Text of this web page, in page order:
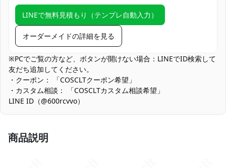
使用場所
ーション撮影、ハロウィン仮装、痛バ・合
わせ撮影、ライブ応援・現地参戦コーデ、
同人・交流会、動画配信・TikTok撮影
コスプレ愛好家、アニメや漫画、ゲームフ
ァン、出演者
収納方法
他の衣類と同じく、清潔に乾燥を保ち、鋭
い物によっての破れを避けてください。
商品状態
新品未使用
ト感を重視しています。ダンス等で大きく動く場合は、事前にポ
ージングテストを行い、固定位置を確認することをおすすめしま
LINEで無料見積もり（テンプレ自動入力）
オーダーメイドの詳細を見る
※PCでご覧の方など、ボタンが開けない場合：LINEでID検索して
友だち追加してください。
・クーポン： 「COSCLTクーポン希望」
・カスタム相談： 「COSCLTカスタム相談希望」
LINE ID（@600rcvvo）
商品説明